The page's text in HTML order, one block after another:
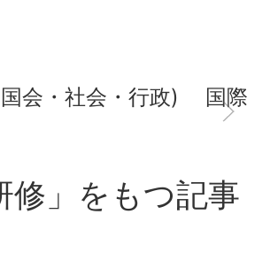
会・社会・行政) 国際
修」をもつ記事